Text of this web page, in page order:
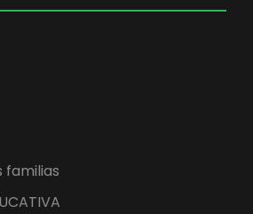
familias